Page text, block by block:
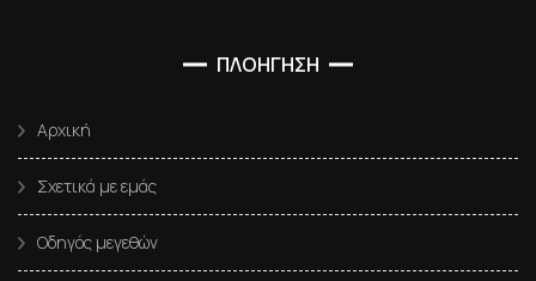
ΠΛΟΗΓΗΣΗ
Αρχική
Σχετικά με εμάς
Οδηγός μεγεθών